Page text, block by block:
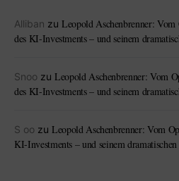
Alliban zu Leopold Aschenbrenner:
des KI-Investments – und seinem
Snoo zu Leopold Aschenbrenner: Vom
des KI-Investments – und seinem
S oo zu Leopold Aschenbrenner: Vom
KI-Investments – und seinem